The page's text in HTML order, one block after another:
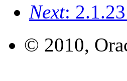
Next:
© 2010,